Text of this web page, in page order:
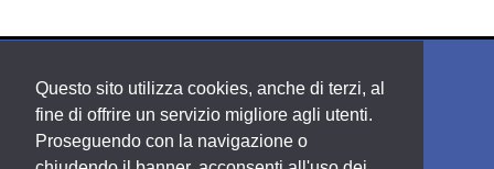
Questo sito utilizza cookies, anche di terzi, al
fine di offrire un servizio migliore agli utenti.
Proseguendo con la navigazione o